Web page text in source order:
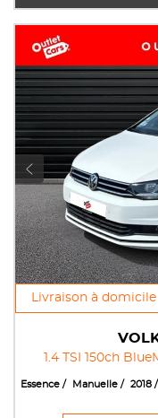
Livraison à domicile
1.4 TSI 150ch
Essence Manuelle 2018